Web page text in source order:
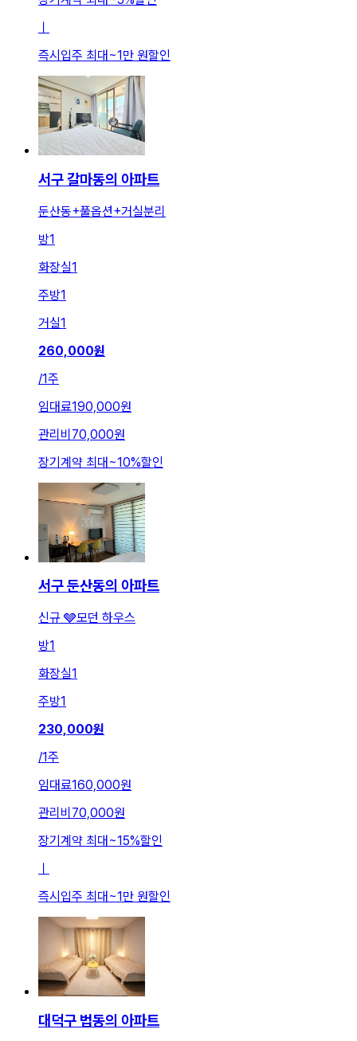
즉시입주 최대 ~1만 원할인
서구 갈마동의 아파트
둔산동+풀옵션+거실분리
방1
화장실1
주방1
거실1
260,000원
/1주
임대료190,000원
관리비 70,000원
장기계약 최대~10%할인
서구 둔산동의 아파트
신규 🩶모던 하우스
방1
화장실1
주방1
230,000원
/1주
임대료160,000원
관리비 70,000원
장기계약 최대 ~15%할인
즉시입주 최대 ~1만 원할인
대덕구 법동의 아파트